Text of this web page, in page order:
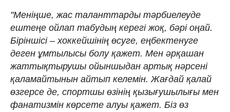
"Меніңше, жас таланттарды тәрбиелеуде
ештеңе ойлап табудың керегі жоқ, бәрі оңай.
Біріншісі – хоккейшінің өсуге, еңбектенуге
деген ұмтылысы болу қажет. Мен әрқашан
жаттықтырушы ойыншыдан артық нәрсені
қаламайтынын айтып келемін. Жағдай қалай
өзгерсе де, спортшы өзінің қызығушылығы мен
фанатизмін көрсете алуы қажет. Біз өз